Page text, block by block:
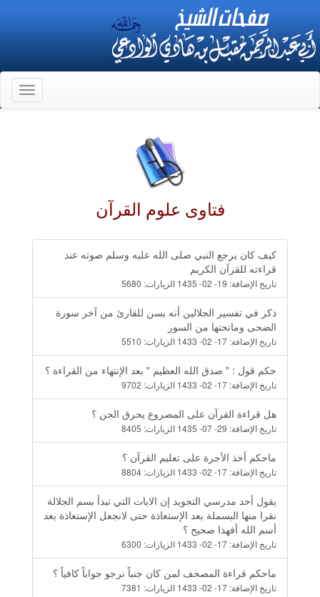
فتاوى علوم القرآن
كيف كان يرجع النبي صلى الله عليه وسلم صوته عند
قراءته للقرآن الكريم
تاريخ الإضافة: 19- 02- 1435 الزيارات: 5680
ذكر في تفسير الجلالين أنه يسن للقارئ من آخر سورة
الضحى وماتحتها من السور
تاريخ الإضافة: 17- 02- 1433 الزيارات: 5510
حكم قول : " صدق الله العظيم " بعد الإنتهاء من القراءة ؟
تاريخ الإضافة: 17- 02- 1433 الزيارات: 9702
هل قراءة القرآن على المصروع يحرق الجن ؟
تاريخ الإضافة: 29- 07- 1435 الزيارات: 8405
ماحكم أخذ الأجرة على تعليم القرآن ؟
تاريخ الإضافة: 17- 02- 1433 الزيارات: 8804
يقول أحد مدرسي التجويد إن الايات التي تبدأ بسم الجلالة
نقرا منها البسملة بعد الإستعاذة حتى لانجعل الإستعاذة بعد
أسم الله أفهذا صحيح ؟
تاريخ الإضافة: 17- 02- 1433 الزيارات: 6300
ماحكم قراءة المصحف لمن كان جنباً نرجو جواباً كافياً ؟
تاريخ الإضافة: 17- 02- 1433 الزيارات: 7381